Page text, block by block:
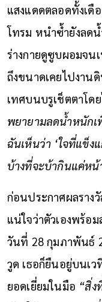
แสงแดดตลอดทั้งเดื
โทรม หนำซ้ำยังลด
ร่างกายดูซูบผอมจน
ถึงขนาดเคยไปงาน
เทศบนบรูเช็ตตาโด
พยายามลดน้ำหนัก
ฉันเห็นว่า ‘ใจที่แข็ง
บ้างที่จะบ้ากินแค่หน้
ก่อนประกาศผลราง
แน่ใจว่าตัวเองพร้อ
วันที่ 28 กุมภาพันธ์
วูด เธอก็ยืนอยู่บนเ
ยอดเยี่ยมในมือ “สิ่ง